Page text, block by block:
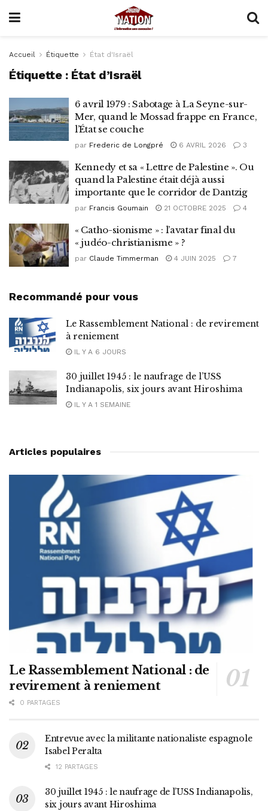
Accueil Étiquette État d'Israël
Étiquette : État d’Israël
6 avril 1979 : Sabotage à La Seyne-sur-
Mer, quand le Mossad frappe en France,
l’État se couche
par Frederic de Longpré 6 AVRIL 2026 3
Kennedy et sa « Lettre de Palestine ». Ou
quand la Palestine était déjà aussi
importante que le corridor de Dantzig
par Francis Goumain 21 OCTOBRE 2025 4
« Catho-sionisme » : l’avatar final du
« judéo-christianisme » ?
par Claude Timmerman 4 JUIN 2025 7
Recommandé pour vous
Le Rassemblement National : de revirement
à reniement
IL Y A 6 JOURS
30 juillet 1945 : le naufrage de l’USS
Indianapolis, six jours avant Hiroshima
IL Y A 1 SEMAINE
Articles populaires
Le Rassemblement National : de
revirement à reniement
0 PARTAGES
Entrevue avec la militante nationaliste espagnole
Isabel Peralta
12 PARTAGES
30 juillet 1945 : le naufrage de l’USS Indianapolis,
six jours avant Hiroshima